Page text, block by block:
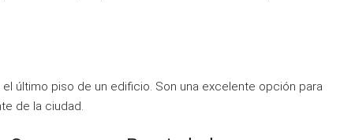
último piso de un edificio. Son una excelente opción para
de la ciudad.